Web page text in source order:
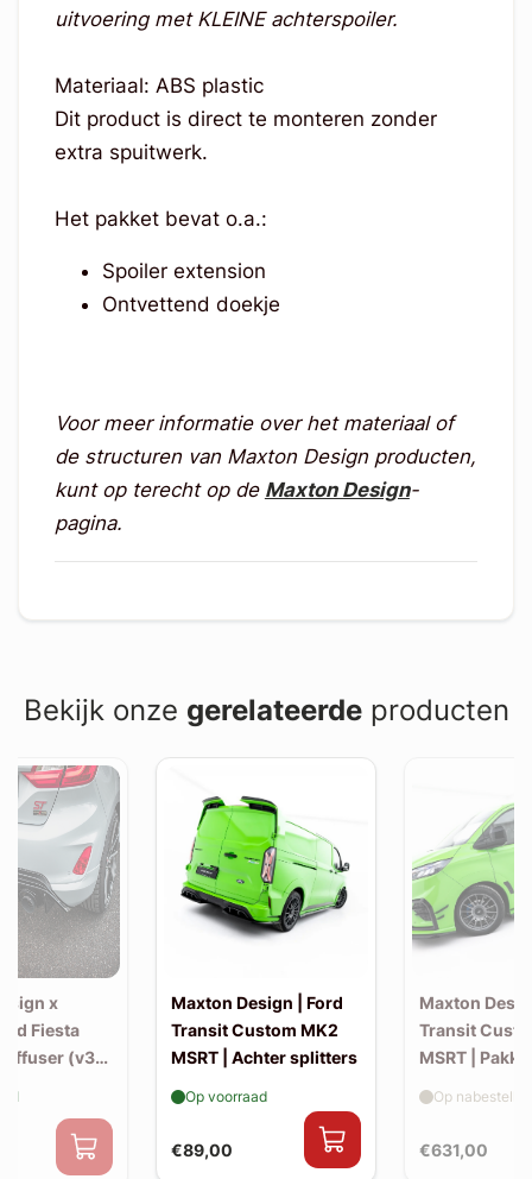
uitvoering met KLEINE achterspoiler.
Materiaal: ABS plastic
Dit product is direct te monteren zonder
extra spuitwerk.
Het pakket bevat o.a.:
Spoiler extension
Ontvettend doekje
Voor meer informatie over het materiaal of
de structuren van Maxton Design producten,
kunt op terecht op de Maxton Design-
pagina.
Bekijk onze gerelateerdeproducten
x
Fiesta
(v3)
Maxton Design | Ford
Transit Custom MK2
MSRT | Achter splitters
€89,00
Op voorraad
Maxton
Transit
MSRT |
€631,00
Op